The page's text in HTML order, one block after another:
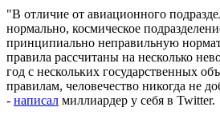
"В отличие от авиационного
нормально, космическое
принципиально неправильную
правила рассчитаны на несколько
год с нескольких государственных
правилам, человечество никогда не
- написал миллиардер у себя в Twitter.